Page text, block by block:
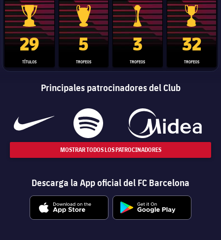
Trofeo de La Liga
29
TÍTULOS
Trofeo de la Liga de Campeones
5
TROFEOS
Trofeo del Mundial de
3
TROFEOS
Copa del
32
TROFEOS
Principales patrocinadores del Club
MOSTRAR TODOS LOS PATROCINADORES
Descarga la App oficial del FC Barcelona